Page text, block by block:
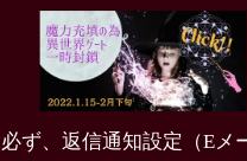
必ず、返信通知設定（Eメ